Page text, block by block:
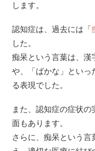
します。
認知症は、過去には「
した。
痴呆という言葉は、漢
や、「ばかな」といっ
る表現でした。
また、認知症の症状の
面もあります。
さらに、痴呆という言